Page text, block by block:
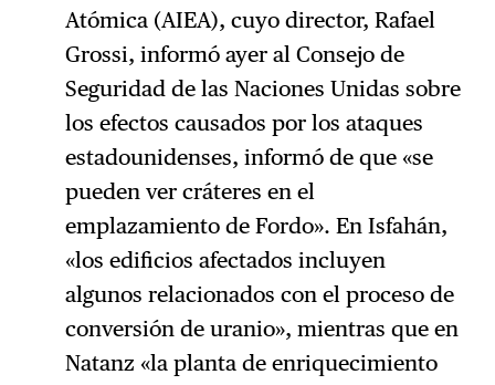
Atómica (AIEA), cuyo director, Rafael
Grossi, informó ayer al Consejo de
Seguridad de las Naciones Unidas sobre
los efectos causados por los ataques
estadounidenses, informó de que «se
pueden ver cráteres en el
emplazamiento de Fordo». En Isfahán,
«los edificios afectados incluyen
algunos relacionados con el proceso de
conversión de uranio», mientras que en
Natanz «la planta de enriquecimiento